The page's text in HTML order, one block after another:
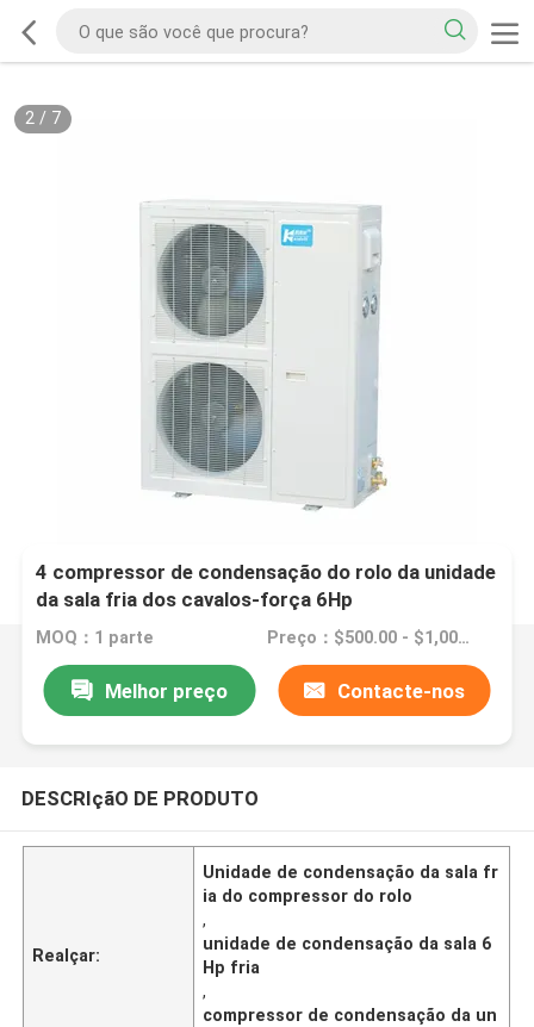
2/ 7
4 compressor de condensação do rolo da unidade
da sala fria dos cavalos-força 6Hp
MOQ：1 parte Preço：$500.00 - $1,000.00/sets
Melhor preço Contacte-nos
DESCRIçãO DE PRODUTO
Realçar:
Unidade de condensação da sala fr
ia do compressor do rolo
,
unidade de condensação da sala 6
Hp fria
,
compressor de condensação da un